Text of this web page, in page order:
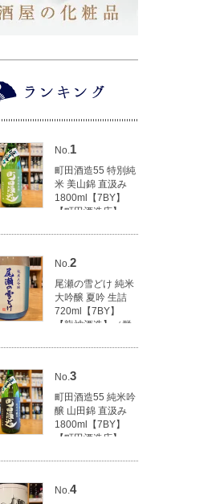
No.1
町田酒造55 特別純
米 美山錦 直汲み
1800ml【7BY】
【町田酒造店】
円)
No.2
尾瀬の雪どけ 純米
大吟醸 夏吟 生詰
720ml【7BY】
【龍神酒造】（群
円)
No.3
町田酒造55 純米吟
醸 山田錦 直汲み
1800ml【7BY】
【町田酒造店】
円)
No.4